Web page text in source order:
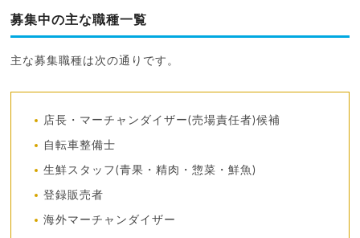
募集中の主な職種一覧
主な募集職種は次の通りです。
店長・マーチャンダイザー(売場責任者)候補
自転車整備士
生鮮スタッフ(青果・精肉・惣菜・鮮魚)
登録販売者
海外マーチャンダイザー